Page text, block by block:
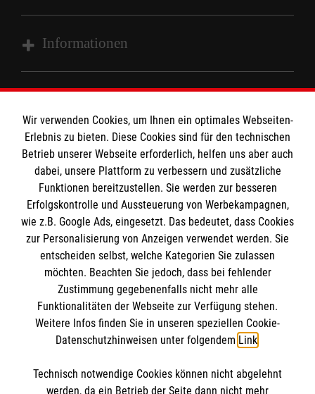
Informationen
Impressum
Datenschutz
Barrierefreiheit
Kontakt
Presse
Den Beauftragten für Medizinproduktesicherheit
im Malteser Rettungsdienst und den
Einsatzdiensten der Malteser können Sie unter
gmb_mpg@malteser.org
kontaktieren.
Die Malteser
Malteserorden
Malteser Jugend
Malteser International
Malteser Intern
Spendenkonto
Empfänger: Malteser Hilfsdienst e.V.
Pax-Bank für Kirche und Caritas eG
IBAN: DE26370601201201209230
BIC: GENODED1PA7
So finden Sie uns
Berliner Str. 52F
Accordion 1
Wir verwenden Cookies, um Ihnen ein optimales Webseiten-
Erlebnis zu bieten. Diese Cookies sind für den technischen
Betrieb unserer Webseite erforderlich, helfen uns aber auch
dabei, unsere Plattform zu verbessern und zusätzliche
Funktionen bereitzustellen. Sie werden zur besseren
Erfolgskontrolle und Aussteuerung von Werbekampagnen,
wie z.B. Google Ads, eingesetzt. Das bedeutet, dass Cookies
zur Personalisierung von Anzeigen verwendet werden. Sie
entscheiden selbst, welche Kategorien Sie zulassen
möchten. Beachten Sie jedoch, dass bei fehlender
Zustimmung gegebenenfalls nicht mehr alle
Funktionalitäten der Webseite zur Verfügung stehen.
Weitere Infos finden Sie in unseren speziellen Cookie-
Datenschutzhinweisen unter folgendem Link.
Technisch notwendige Cookies können nicht abgelehnt
werden, da ein Betrieb der Seite dann nicht mehr